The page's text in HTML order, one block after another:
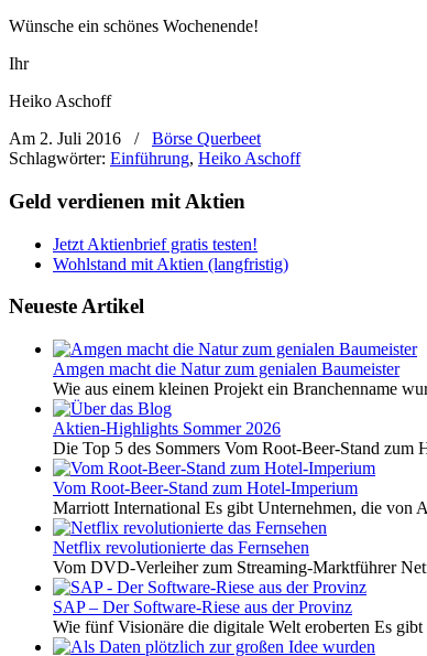
Wünsche ein schönes Wochenende!
Ihr
Heiko Aschoff
Am 2. Juli 2016
/
Börse Querbeet
Schlagwörter: Einführung, Heiko Aschoff
Geld verdienen mit Aktien
Jetzt Aktienbrief gratis testen!
Wohlstand mit Aktien (langfristig)
Neueste Artikel
Amgen macht die Natur zum genialen Baumeister
Wie aus einem kleinen Projekt ein Branchenname
Aktien-Highlights Sommer 2026
Die Top 5 des Sommers Vom Root-Beer-Stand zum
Vom Root-Beer-Stand zum Hotel-Imperium
Marriott International Es gibt Unternehmen, die von
Netflix revolutionierte das Fernsehen
Vom DVD-Verleiher zum Streaming-Marktführer
SAP – Der Software-Riese aus der Provinz
Wie fünf Visionäre die digitale Welt eroberten Es gibt